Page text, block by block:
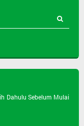
Dahulu Sebelum Mulai